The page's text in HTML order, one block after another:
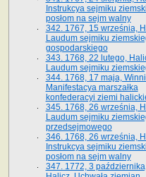
Instrukcya sejmiku
posłom na sejm walny
342. 1767, 15 września,
Laudum sejmiku
gospodarskiego
343. 1768, 22 lutego,
Laudum sejmiku
344. 1768, 17 maja,
Manifestacya marszałka
konfederacyi ziemi
345. 1768, 26 września,
Laudum sejmiku
przedsejmowego
346. 1768, 26 września,
Instrukcya sejmiku
posłom na sejm walny
347. 1772, 3